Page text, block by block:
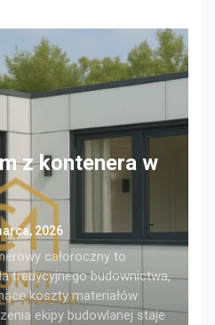
z kontenera w
2026
całoroczny to
tradycyjnego budownictwa,
koszty materiałów
ekipy budowlanej staje